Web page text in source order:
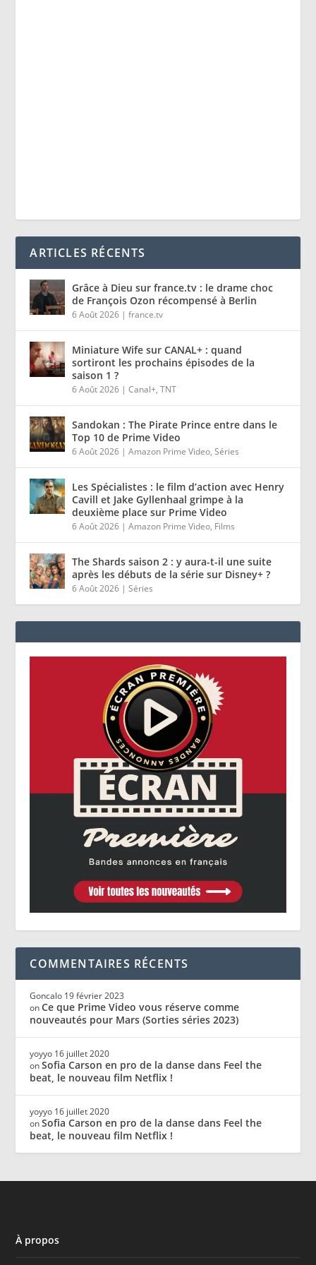
ARTICLES RÉCENTS
Grâce à Dieu sur france.tv : le drame choc
de François Ozon récompensé à Berlin
6 Août 2026 |france.tv
Miniature Wife sur CANAL+ : quand
sortiront les prochains épisodes de la
saison 1 ?
6 Août 2026 |Canal+,TNT
Sandokan : The Pirate Prince entre dans le
Top 10 de Prime Video
6 Août 2026 |Amazon Prime Video,Séries
Les Spécialistes : le film d’action avec Henry
Cavill et Jake Gyllenhaal grimpe à la
deuxième place sur Prime Video
6 Août 2026 |Amazon Prime Video, Films
The Shards saison 2 : y aura-t-il une suite
après les débuts de la série sur Disney+ ?
6 Août 2026 |Séries
COMMENTAIRES RÉCENTS
Goncalo 19 février 2023
onCe que Prime Video vous réserve comme
nouveautés pour Mars (Sorties séries 2023)
yoyyo 16 juillet 2020
onSofia Carson en pro de la danse dans Feel the
beat, le nouveau film Netflix !
yoyyo 16 juillet 2020
onSofia Carson en pro de la danse dans Feel the
beat, le nouveau film Netflix !
À propos